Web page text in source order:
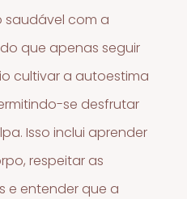
saudável com a
que apenas seguir
cultivar a autoestima
se desfrutar
Isso inclui aprender
respeitar as
e entender que a